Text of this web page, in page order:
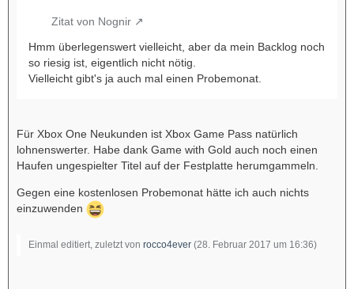
Zitat von Nognir
Hmm überlegenswert vielleicht, aber da mein Backlog noch
so riesig ist, eigentlich nicht nötig.
Vielleicht gibt's ja auch mal einen Probemonat.
Für Xbox One Neukunden ist Xbox Game Pass natürlich
lohnenswerter. Habe dank Game with Gold auch noch einen
Haufen ungespielter Titel auf der Festplatte herumgammeln.
Gegen eine kostenlosen Probemonat hätte ich auch nichts
einzuwenden
Einmal editiert, zuletzt von rocco4ever (28. Februar 2017 um 16:36)